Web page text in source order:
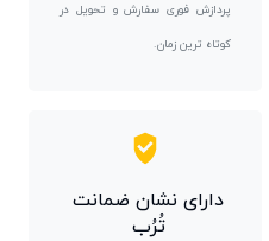
پردازش فوری سفارش و تحویل در
کوتاه ترین زمان.
دارای نشان ضمانت
تُرُب